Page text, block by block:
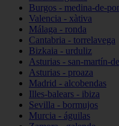
Burgos - medina-de-
Valencia - xàtiva
Málaga - ronda
Cantabria - torrelavega
Bizkaia - urduliz
Asturias - san-martín-
Asturias - proaza
Madrid - alcobendas
Illes-balears - ibiza
Sevilla - bormujos
Murcia - águilas